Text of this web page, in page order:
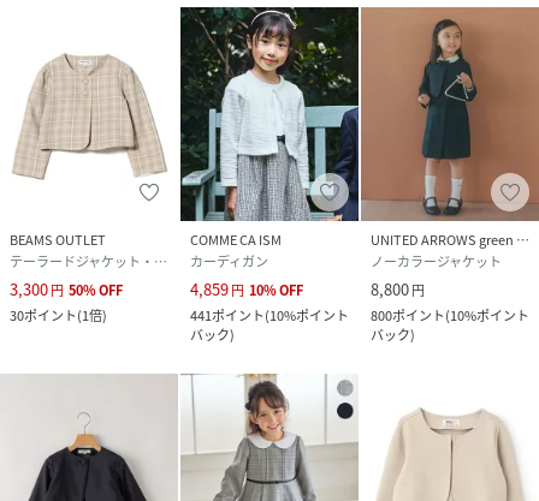
BEAMS OUTLET
テーラードジャケット・ブレザー
3,300円 50%OFF
30ポイント(1倍)
COMME CA ISM
カーディガン
4,859円 10%OFF
441ポイント(10%ポイント
バック)
UNITED ARROWS green label relaxing
ノーカラージャケット
8,800円
800ポイント(10%ポイント
バック)